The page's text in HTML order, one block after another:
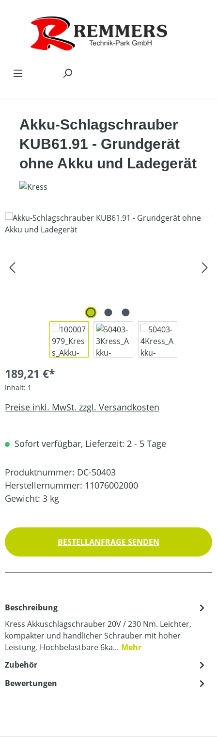
Akku-Schlagschrauber
KUB61.91 - Grundgerät
ohne Akku und Ladegerät
Bildergalerie überspringen
189,21 €*
Inhalt: 1
Preise inkl. MwSt. zzgl. Versandkosten
Sofort verfügbar, Lieferzeit: 2 - 5 Tage
Produktnummer: DC-50403
Herstellernummer: 11076002000
Gewicht: 3 kg
BESTELLANFRAGE SENDEN
Beschreibung
Kress Akkuschlagschrauber 20V / 230 Nm. Leichter,
kompakter und handlicher Schrauber mit hoher
Leistung. Hochbelastbare 6ka… Mehr
Zubehör
Bewertungen